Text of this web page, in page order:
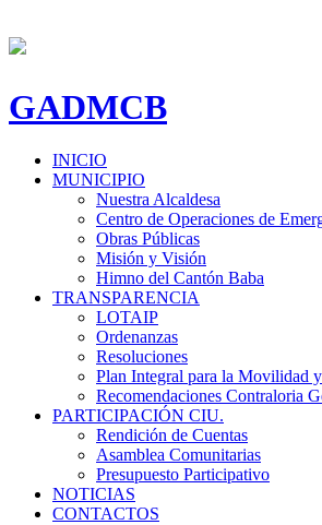
GADMCB
INICIO
MUNICIPIO
Nuestra Alcaldesa
Centro de Operaciones de
Obras Públicas
Misión y Visión
Himno del Cantón Baba
TRANSPARENCIA
LOTAIP
Ordenanzas
Resoluciones
Plan Integral para la Movilidad
Recomendaciones Contraloria
PARTICIPACIÓN CIU.
Rendición de Cuentas
Asamblea Comunitarias
Presupuesto Participativo
NOTICIAS
CONTACTOS